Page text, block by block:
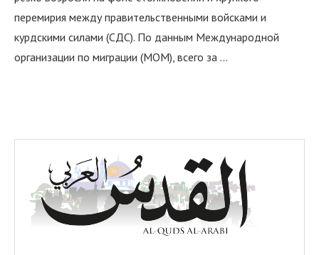
перемирия между правительственными войсками и
курдскими силами (СДС). По данным Международной
организации по миграции (МОМ), всего за …